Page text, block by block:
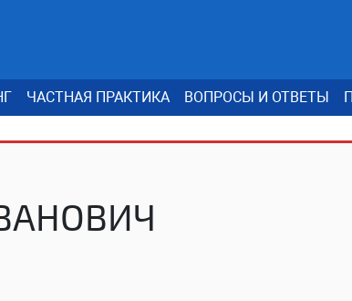
ЧАСТНАЯ ПРАКТИКА ВОПРОСЫ И ОТВЕТЫ